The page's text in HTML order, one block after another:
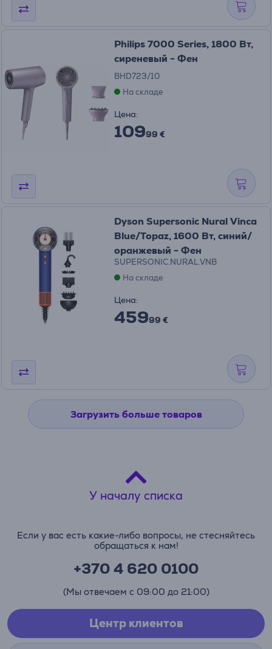
Philips 7000 Series, 1800 Вт,
сиреневый - Фен
BHD723/10
На складе
Цена:
10999 €
Dyson Supersonic Nural Vinca
Blue/Topaz, 1600 Вт, синий/
оранжевый - Фен
SUPERSONIC.NURAL.VNB
На складе
Цена:
45999 €
Загрузить больше товаров
У началу списка
Если у вас есть какие-либо вопросы, не стесняйтесь
обращаться к нам!
+370 4 620 0100
(Мы отвечаем с 09:00 до 21:00)
Центр клиентов